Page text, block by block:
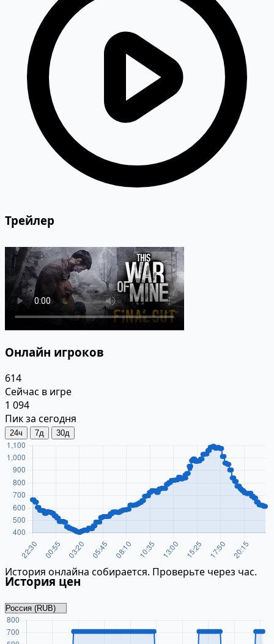
Трейлер
Онлайн игроков
614
Сейчас в игре
1 094
Пик за сегодня
24ч 7д 30д
История онлайна собирается. Проверьте через час.
История цен